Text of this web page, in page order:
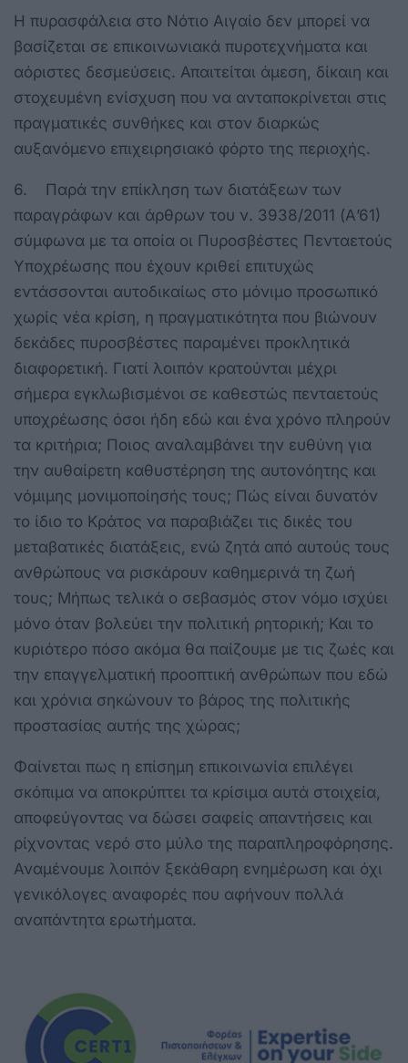
Η πυρασφάλεια στο Νότιο Αιγαίο δεν μπορεί να
βασίζεται σε επικοινωνιακά πυροτεχνήματα και
αόριστες δεσμεύσεις. Απαιτείται άμεση, δίκαιη και
στοχευμένη ενίσχυση που να ανταποκρίνεται στις
πραγματικές συνθήκες και στον διαρκώς
αυξανόμενο επιχειρησιακό φόρτο της περιοχής.
6. Παρά την επίκληση των διατάξεων των
παραγράφων και άρθρων του ν. 3938/2011 (Α’61)
σύμφωνα με τα οποία οι Πυροσβέστες Πενταετούς
Υποχρέωσης που έχουν κριθεί επιτυχώς
εντάσσονται αυτοδικαίως στο μόνιμο προσωπικό
χωρίς νέα κρίση, η πραγματικότητα που βιώνουν
δεκάδες πυροσβέστες παραμένει προκλητικά
διαφορετική. Γιατί λοιπόν κρατούνται μέχρι
σήμερα εγκλωβισμένοι σε καθεστώς πενταετούς
υποχρέωσης όσοι ήδη εδώ και ένα χρόνο πληρούν
τα κριτήρια; Ποιος αναλαμβάνει την ευθύνη για
την αυθαίρετη καθυστέρηση της αυτονόητης και
νόμιμης μονιμοποίησής τους; Πώς είναι δυνατόν
το ίδιο το Κράτος να παραβιάζει τις δικές του
μεταβατικές διατάξεις, ενώ ζητά από αυτούς τους
ανθρώπους να ρισκάρουν καθημερινά τη ζωή
τους; Μήπως τελικά ο σεβασμός στον νόμο ισχύει
μόνο όταν βολεύει την πολιτική ρητορική; Και το
κυριότερο πόσο ακόμα θα παίζουμε με τις ζωές και
την επαγγελματική προοπτική ανθρώπων που εδώ
και χρόνια σηκώνουν το βάρος της πολιτικής
προστασίας αυτής της χώρας;
Φαίνεται πως η επίσημη επικοινωνία επιλέγει
σκόπιμα να αποκρύπτει τα κρίσιμα αυτά στοιχεία,
αποφεύγοντας να δώσει σαφείς απαντήσεις και
ρίχνοντας νερό στο μύλο της παραπληροφόρησης.
Αναμένουμε λοιπόν ξεκάθαρη ενημέρωση και όχι
γενικόλογες αναφορές που αφήνουν πολλά
αναπάντητα ερωτήματα.